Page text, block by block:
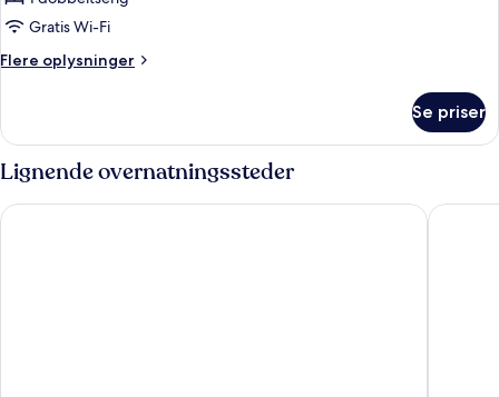
dobbeltværelse
Gratis Wi-Fi
Flere oplysninger
Flere
dobbeltværelse
Se priser
Lignende overnatningssteder
Grand Hotel Llandudno The